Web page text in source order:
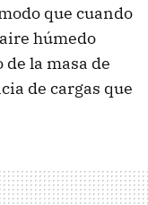
que cuando
húmedo
la masa de
de cargas que